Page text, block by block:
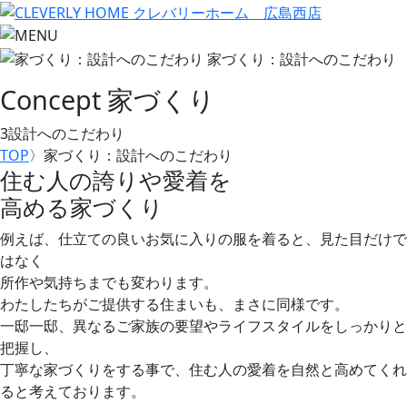
Concept 家づくり
3設計へのこだわり
TOP〉 家づくり：設計へのこだわり
住む人の誇りや愛着を
高める家づくり
例えば、仕立ての良いお気に入りの服を着ると、見た目だけで
はなく
所作や気持ちまでも変わります。
わたしたちがご提供する住まいも、まさに同様です。
一邸一邸、異なるご家族の要望やライフスタイルをしっかりと
把握し、
丁寧な家づくりをする事で、住む人の愛着を自然と高めてくれ
ると考えております。